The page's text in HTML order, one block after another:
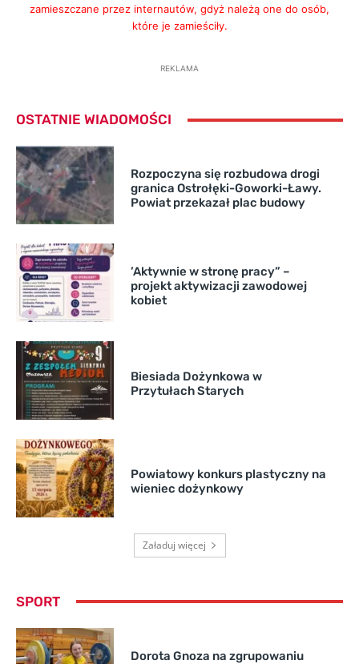
zamieszczane przez internautów, gdyż należą one do osób,
które je zamieściły.
REKLAMA
OSTATNIE WIADOMOŚCI
Rozpoczyna się rozbudowa drogi
granica Ostrołęki-Goworki-Ławy.
Powiat przekazał plac budowy
’Aktywnie w stronę pracy” –
projekt aktywizacji zawodowej
kobiet
Biesiada Dożynkowa w
Przytułach Starych
Powiatowy konkurs plastyczny na
wieniec dożynkowy
Załaduj więcej
SPORT
Dorota Gnoza na zgrupowaniu